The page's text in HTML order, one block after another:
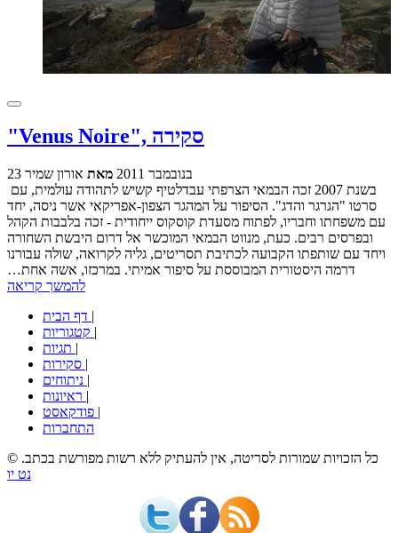
"Venus Noire", סקירה
23 בנובמבר 2011 מאת אורון שמיר
סרטו "הגרגר והדג". הסיפור על המהגר הצפון-אפריקאי אשר ניסה, יחד
עם משפחתו וחבריו, לפתוח מסעדת קוסקוס ייחודית - זכה בלבבות הקהל
ובפרסים רבים. כעת, מנווט הבמאי המוכשר אל דרום היבשת השחורה
ויחד עם שותפתו הקבועה לכתיבת תסריטים, גליה לקרואה, שולה עבורנו
דרמה היסטורית המבוססת על סיפור אמיתי. במרכזו, אשה אחת…
להמשך קריאה
|
|
|
|
|
|
|
התחברות
© כל הזכויות שמורות לסריטה, אין להעתיק ללא רשות מפורשת בכתב.
נט יו